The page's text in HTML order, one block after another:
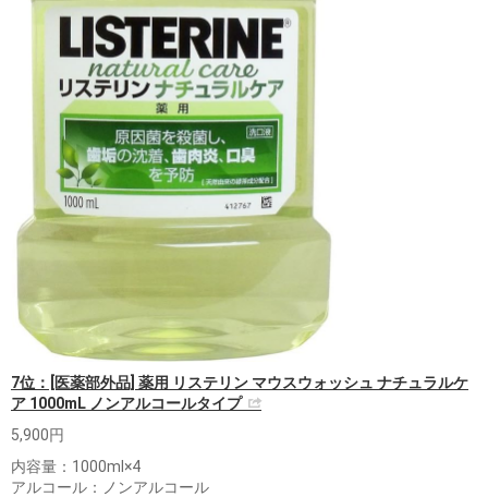
7位：[医薬部外品] 薬用 リステリン マウスウォッシュ ナチュラルケ
ア 1000mL ノンアルコールタイプ
5,900円
内容量：1000ml×4
アルコール：ノンアルコール